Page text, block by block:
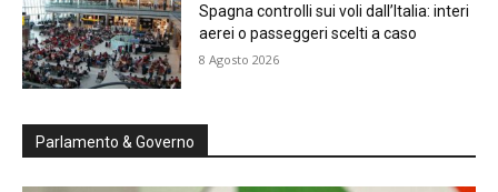
Spagna controlli sui voli dall’Italia: interi
aerei o passeggeri scelti a caso
8 Agosto 2026
Parlamento & Governo